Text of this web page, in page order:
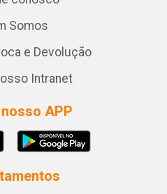
Somos
e Devolução
Intranet
APP